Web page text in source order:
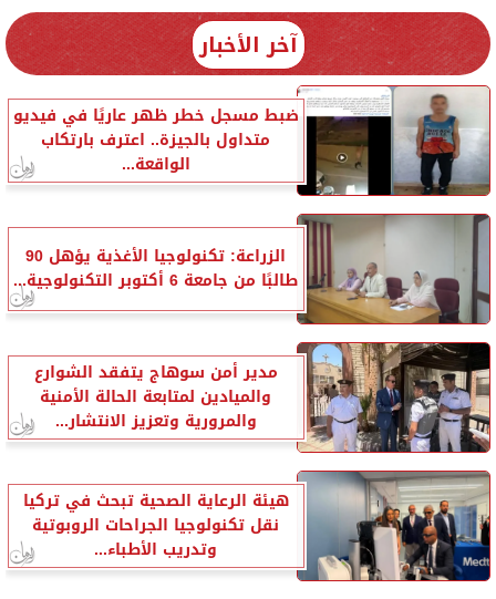
آخر الأخبار
ضبط مسجل خطر ظهر عاريًا في فيديو
متداول بالجيزة.. اعترف بارتكاب
الواقعة...
الزراعة: تكنولوجيا الأغذية يؤهل 90
طالبًا من جامعة 6 أكتوبر التكنولوجية...
مدير أمن سوهاج يتفقد الشوارع
والميادين لمتابعة الحالة الأمنية
والمرورية وتعزيز الانتشار...
هيئة الرعاية الصحية تبحث في تركيا
نقل تكنولوجيا الجراحات الروبوتية
وتدريب الأطباء...